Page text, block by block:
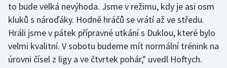
to bude velká nevýhoda. Jsme v režimu, kdy je asi osm
kluků s nároďáky. Hodně hráčů se vrátí až ve středu.
Hráli jsme v pátek přípravné utkání s Duklou, které bylo
velmi kvalitní. V sobotu budeme mít normální trénink na
úrovni čísel z ligy a ve čtvrtek pohár," uvedl Hoftych.